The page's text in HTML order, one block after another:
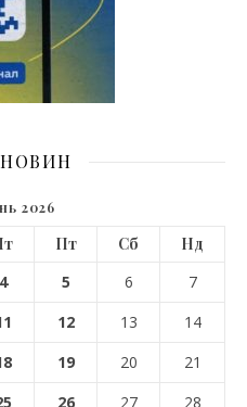
НОВИН
2026
Пт Сб
Нд
4 5 6
7
12 13
14
19 20
21
26 27 28